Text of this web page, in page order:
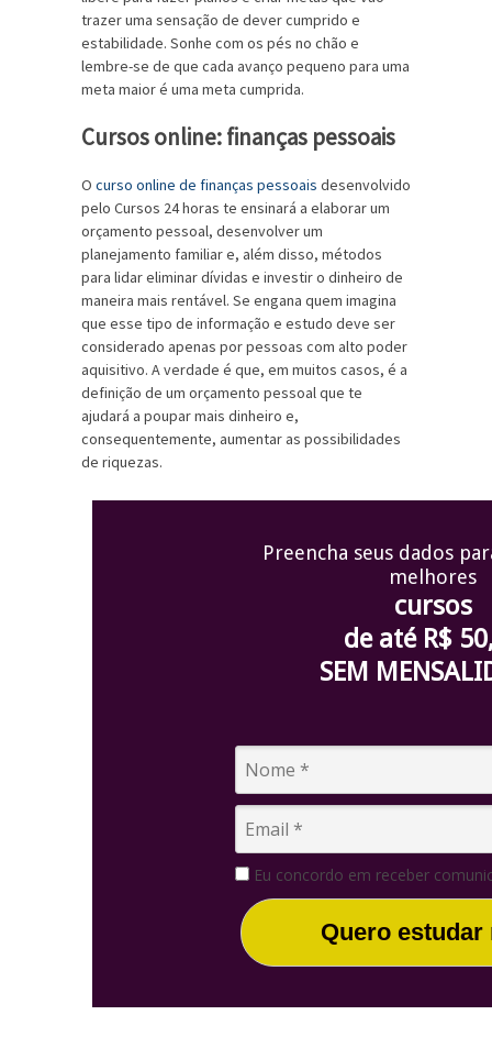
trazer uma sensação de dever cumprido e
estabilidade. Sonhe com os pés no chão e
lembre-se de que cada avanço pequeno para uma
meta maior é uma meta cumprida.
Cursos online: finanças pessoais
O curso online de finanças pessoais desenvolvido
pelo Cursos 24 horas te ensinará a elaborar um
orçamento pessoal, desenvolver um
planejamento familiar e, além disso, métodos
para lidar eliminar dívidas e investir o dinheiro de
maneira mais rentável. Se engana quem imagina
que esse tipo de informação e estudo deve ser
considerado apenas por pessoas com alto poder
aquisitivo. A verdade é que, em muitos casos, é a
definição de um orçamento pessoal que te
ajudará a poupar mais dinheiro e,
consequentemente, aumentar as possibilidades
de riquezas.
Preencha seus dados
melhores
cursos
de até R$
SEM
Eu concordo em receber
Quero estudar